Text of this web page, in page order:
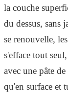
la couche
du dessus, sans
se renouvelle,
s'efface tout
avec une pâte
qu'en surface et